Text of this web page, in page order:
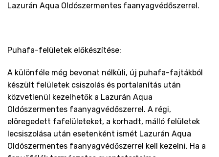
Lazurán Aqua Oldószermentes faanyagvédőszerrel.
Puhafa-felületek előkészítése:
A különféle még bevonat nélküli, új puhafa-fajtákból
készült felületek csiszolás és portalanítás után
közvetlenül kezelhetők a Lazurán Aqua
Oldószermentes faanyagvédőszerrel. A régi,
elöregedett fafelületeket, a korhadt, málló felületek
lecsiszolása után esetenként ismét Lazurán Aqua
Oldószermentes faanyagvédőszerrel kell kezelni. Ha a